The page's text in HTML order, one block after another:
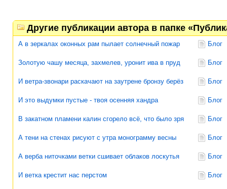
Другие публикации автора в папке
А в зеркалах оконных рам пылает солнечный пожар Блог
Золотую чашу месяца, захмелев, уронит ива в пруд Блог
И ветра-звонари раскачают на заутрене бронзу берёз Блог
И это выдумки пустые - твоя осенняя хандра Блог
В закатном пламени калин сгорело всё, что было зря Блог
А тени на стенах рисуют с утра монограмму весны Блог
А верба ниточками ветки сшивает облаков лоскутья Блог
И ветка крестит нас перстом Блог